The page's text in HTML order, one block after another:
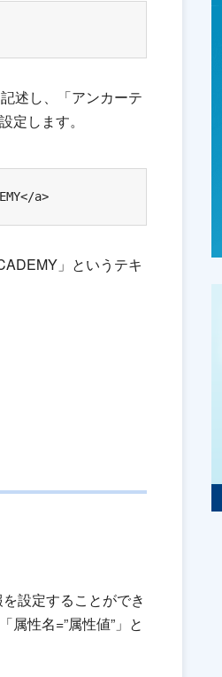
述し、「アンカーテ
定します。
a>
」というテキ
設定することができ
性名=”属性値”」と